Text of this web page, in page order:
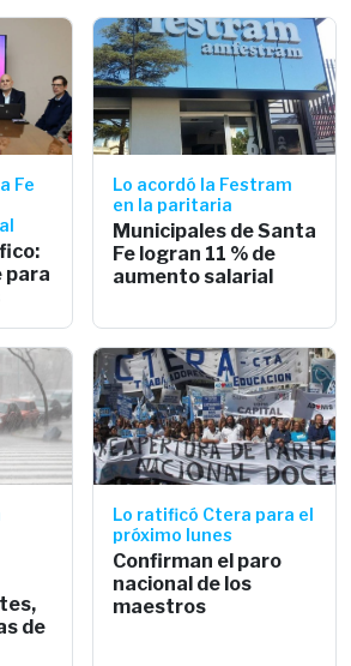
Fe
para
Lo acordó la Festram
en la paritaria
Municipales de Santa
Fe logran 11 % de
aumento salarial
de
Lo ratificó Ctera para el
próximo lunes
Confirman el paro
nacional de los
maestros